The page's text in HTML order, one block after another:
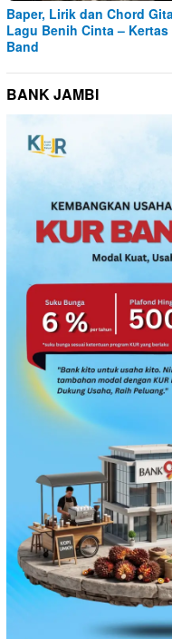
Baper, Lirik dan Chord
Lagu Benih Cinta – Kertas
Band
BANK JAMBI